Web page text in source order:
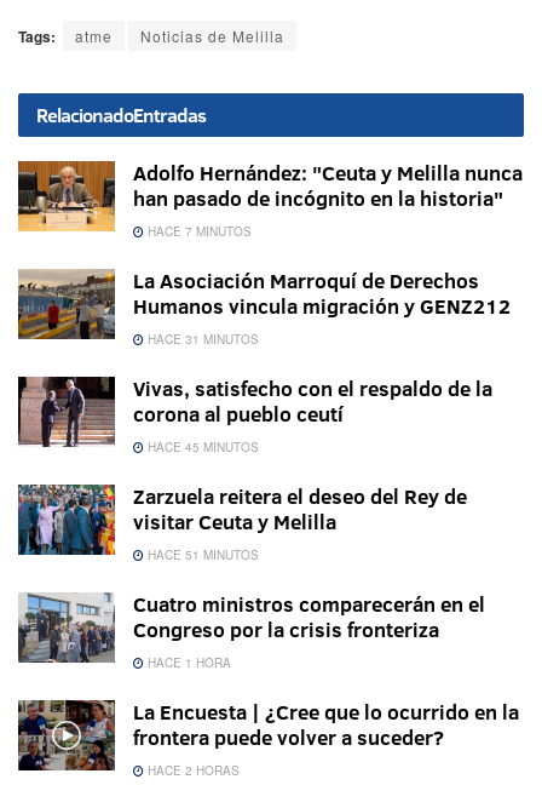
Tags: atme Noticias de Melilla
RelacionadoEntradas
Adolfo Hernández: "Ceuta y Melilla nunca
han pasado de incógnito en la historia"
HACE 7 MINUTOS
La Asociación Marroquí de Derechos
Humanos vincula migración y GENZ212
HACE 31 MINUTOS
Vivas, satisfecho con el respaldo de la
corona al pueblo ceutí
HACE 45 MINUTOS
Zarzuela reitera el deseo del Rey de
visitar Ceuta y Melilla
HACE 51 MINUTOS
Cuatro ministros comparecerán en el
Congreso por la crisis fronteriza
HACE 1 HORA
La Encuesta | ¿Cree que lo ocurrido en la
frontera puede volver a suceder?
HACE 2 HORAS